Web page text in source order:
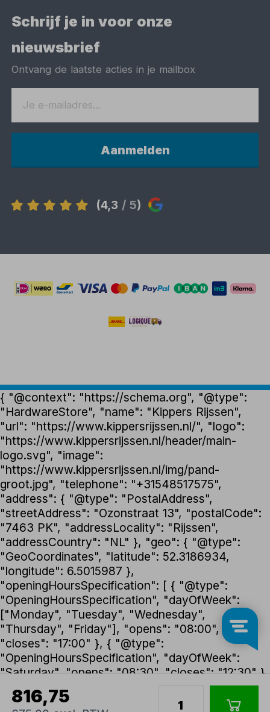
816,75
Schrijf je in voor onze
nieuwsbrief
Ontvang de laatste acties in je mailbox
Aanmelden
(4,3 / 5)
{ "@context": "https://schema.org", "@type":
"HardwareStore", "name": "Kippers Rijssen",
"url": "https://www.kippersrijssen.nl/", "logo":
"https://www.kippersrijssen.nl/header/main-
logo.svg", "image":
"https://www.kippersrijssen.nl/img/pand-
groot.jpg", "telephone": "+31548517575",
"address": { "@type": "PostalAddress",
"streetAddress": "Ozonstraat 13", "postalCode":
"7463 PK", "addressLocality": "Rijssen",
"addressCountry": "NL" }, "geo": { "@type":
"GeoCoordinates", "latitude": 52.3186934,
"longitude": 6.5015987 },
"openingHoursSpecification": [ { "@type":
"OpeningHoursSpecification", "dayOfWeek":
["Monday", "Tuesday", "Wednesday",
"Thursday", "Friday"], "opens": "08:00",
"closes": "17:00" }, { "@type":
"OpeningHoursSpecification", "dayOfWeek":
"Saturday", "opens": "08:30", "closes": "12:30" }
], "foundingDate": "1992", "founder": { "@type":
"Person", "name": "Henk Kippers" },